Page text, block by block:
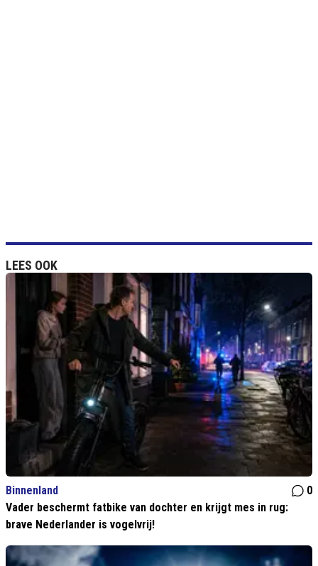
LEES OOK
Binnenland
0
Vader beschermt fatbike van dochter en krijgt mes in rug:
brave Nederlander is vogelvrij!